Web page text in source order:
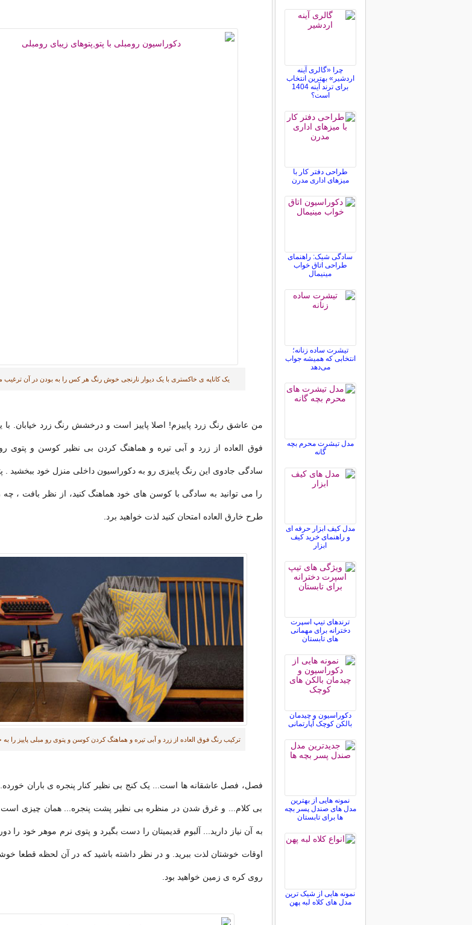
یک کاناپه ی خاکستری با یک دیوار نارنجی خوش رنگ هر کس را به بودن در آن ترغیب
من عاشق رنگ زرد پاییزم! اصلا پاییز است و درخشش رنگ زرد خیابان.
فوق العاده از زرد و آبی تیره و هماهنگ کردن بی نظیر کوسن و پتوی
سادگی جادوی این رنگ پاییزی رو به دکوراسیون داخلی منزل خود ببخشید .
را می توانید به سادگی با کوسن های خود هماهنگ کنید، از نظر بافت ،
طرح خارق العاده امتحان کنید لذت خواهید برد.
ترکیب رنگ فوق العاده از زرد و آبی تیره و هماهنگ کردن کوسن و پتوی رو مبلی پاییز را به
فصل، فصل عاشقانه ها است... یک کنج بی نظیر کنار پنجره ی باران
بی کلام... و غرق شدن در منظره بی نظیر پشت پنجره... همان چیزی است
به آن نیاز دارید... آلبوم قدیمیتان را دست بگیرد و پتوی نرم موهر خود را
اوقات خوشتان لذت ببرید. و در نظر داشته باشید که در آن لحظه قطعا
روی کره ی زمین خواهید بود.
چرا «گالری آینه
اردشیر» بهترین انتخاب
برای ترند آینه 1404
است؟
طراحی دفتر کار با
میزهای اداری مدرن
سادگی شیک: راهنمای
طراحی اتاق خواب
مینیمال
تیشرت ساده زنانه؛
انتخابی که همیشه جواب
می‌دهد
مدل تیشرت محرم بچه
گانه
مدل کیف ابزار حرفه ای
و راهنمای خرید کیف
ابزار
ترندهای تیپ اسپرت
دخترانه برای مهمانی
های تابستان
دکوراسیون و چیدمان
بالکن کوچک آپارتمانی
نمونه هایی از بهترین
مدل های صندل پسر بچه
ها برای تابستان
نمونه هایی از شیک ترین
مدل های کلاه لبه پهن